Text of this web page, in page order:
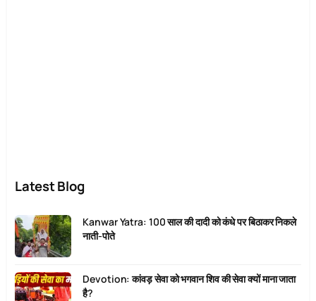
Latest Blog
Kanwar Yatra: 100 साल की दादी को कंधे पर बिठाकर निकले
नाती-पोते
Devotion: कांवड़ सेवा को भगवान शिव की सेवा क्यों माना जाता
है?